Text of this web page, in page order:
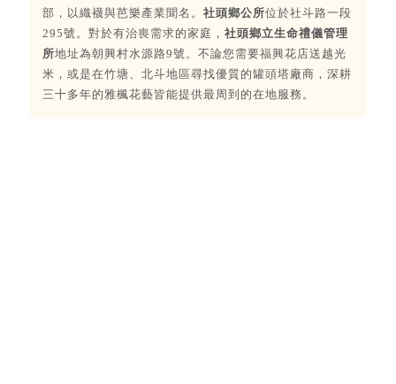
部，以織襪與芭樂產業聞名。 社頭鄉公所位於社斗路一段
295號。對於有治喪需求的家庭， 社頭鄉立生命禮儀管理
所地址為朝興村水源路9號。不論您需要福興花店送越光
米，或是在竹塘、北斗地區尋找優質的罐頭塔廠商，深耕
三十多年的雅楓花藝皆能提供最周到的在地服務。